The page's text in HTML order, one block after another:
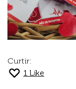
Curtir:
1 Like